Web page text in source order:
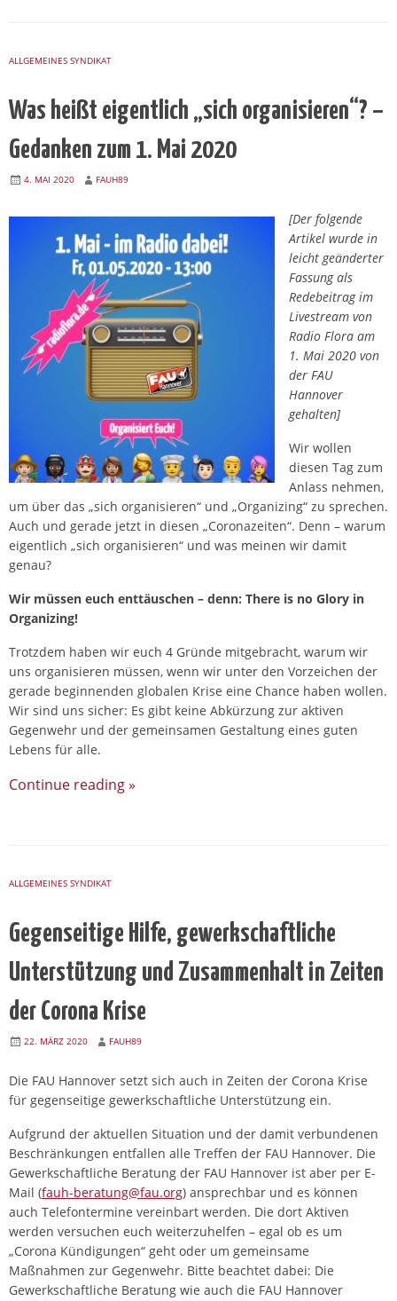
ALLGEMEINES SYNDIKAT
Was heißt eigentlich „sich organisieren“? –
Gedanken zum 1. Mai 2020
4. MAI 2020 FAUH89
[Der folgende
Artikel wurde in
leicht geänderter
Fassung als
Redebeitrag im
Livestream von
Radio Flora am
1. Mai 2020 von
der FAU
Hannover
gehalten]
Wir wollen
diesen Tag zum
Anlass nehmen,
um über das „sich organisieren“ und „Organizing“ zu sprechen.
Auch und gerade jetzt in diesen „Coronazeiten“. Denn – warum
eigentlich „sich organisieren“ und was meinen wir damit
genau?
Wir müssen euch enttäuschen – denn: There is no Glory in
Organizing!
Trotzdem haben wir euch 4 Gründe mitgebracht, warum wir
uns organisieren müssen, wenn wir unter den Vorzeichen der
gerade beginnenden globalen Krise eine Chance haben wollen.
Wir sind uns sicher: Es gibt keine Abkürzung zur aktiven
Gegenwehr und der gemeinsamen Gestaltung eines guten
Lebens für alle.
Continue reading»
ALLGEMEINES SYNDIKAT
Gegenseitige Hilfe, gewerkschaftliche
Unterstützung und Zusammenhalt in Zeiten
der Corona Krise
22. MÄRZ 2020 FAUH89
Die FAU Hannover setzt sich auch in Zeiten der Corona Krise
für gegenseitige gewerkschaftliche Unterstützung ein.
Aufgrund der aktuellen Situation und der damit verbundenen
Beschränkungen entfallen alle Treffen der FAU Hannover. Die
Gewerkschaftliche Beratung der FAU Hannover ist aber per E-
Mail (fauh-beratung@fau.org) ansprechbar und es können
auch Telefontermine vereinbart werden. Die dort Aktiven
werden versuchen euch weiterzuhelfen – egal ob es um
„Corona Kündigungen“ geht oder um gemeinsame
Maßnahmen zur Gegenwehr. Bitte beachtet dabei: Die
Gewerkschaftliche Beratung wie auch die FAU Hannover